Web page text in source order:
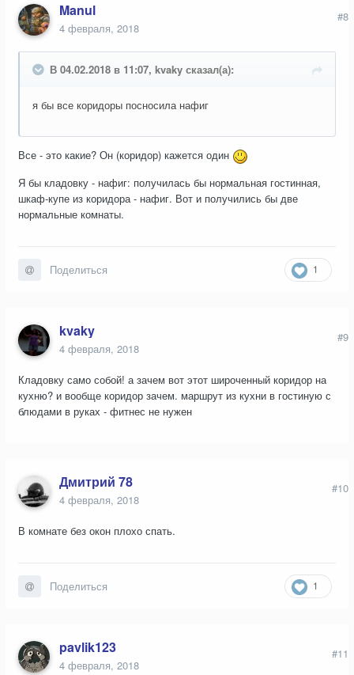
Manul
4 февраля, 2018
#8
В 04.02.2018 в 11:07, kvaky сказал(а):
я бы все коридоры посносила нафиг
Все - это какие? Он (коридор) кажется один
Я бы кладовку - нафиг: получилась бы нормальная гостинная,
шкаф-купе из коридора - нафиг. Вот и получились бы две
нормальные комнаты.
1
Поделиться
kvaky
4 февраля, 2018
#9
Кладовку само собой! а зачем вот этот широченный коридор на
кухню? и вообще коридор зачем. маршрут из кухни в гостиную с
блюдами в руках - фитнес не нужен
Дмитрий 78
4 февраля, 2018
#10
В комнате без окон плохо спать.
1
Поделиться
pavlik123
4 февраля, 2018
#11